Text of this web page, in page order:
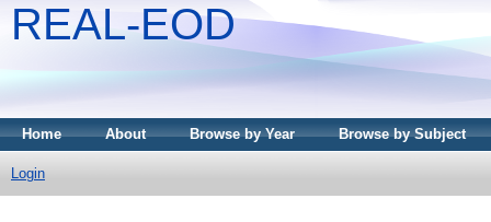
REAL-EOD
Home About Browse by Year Browse by Subject
Login